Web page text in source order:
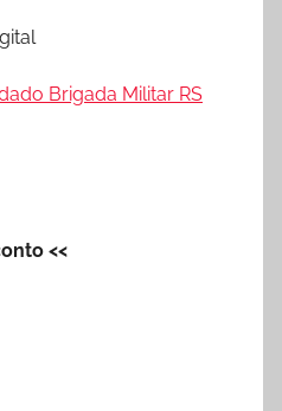
Brigada Militar RS
<<